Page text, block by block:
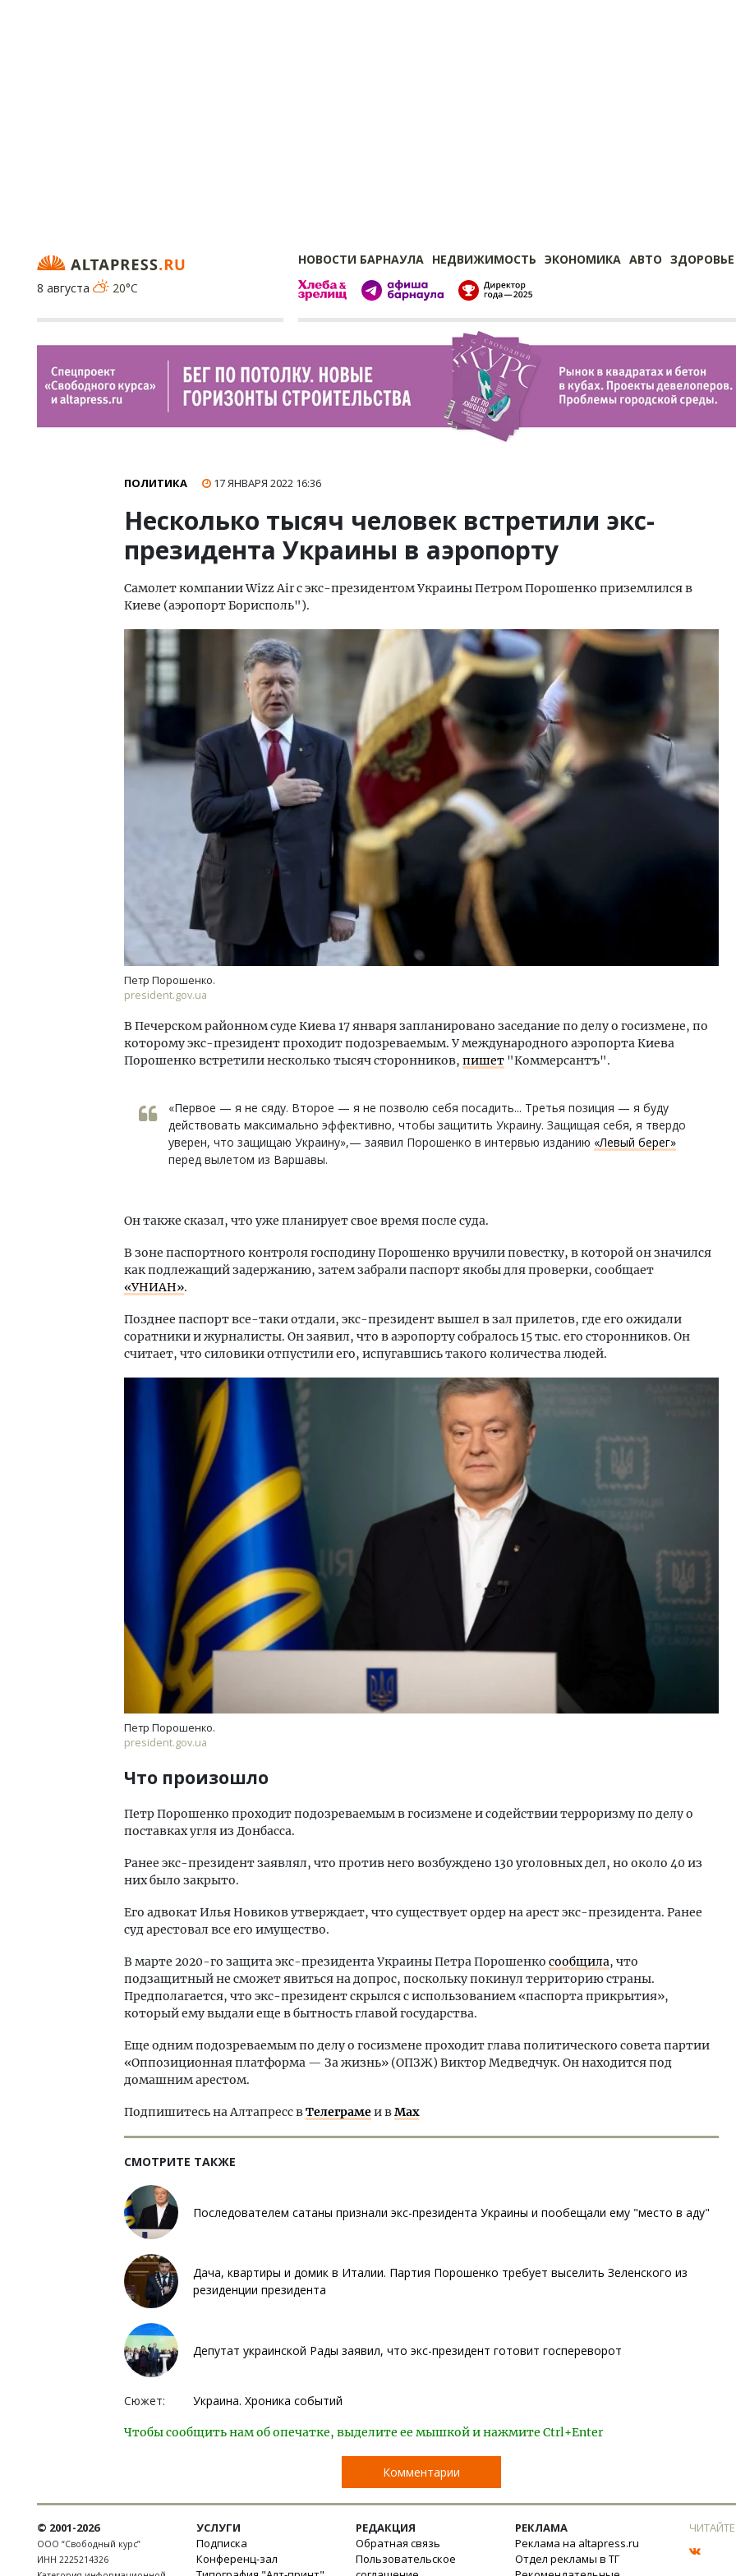
НОВОСТИ БАРНАУЛА НЕДВИЖИМОСТЬ ЭКОНОМИКА АВТО ЗДОРОВЬЕ
8 августа
20°C
ПОЛИТИКА 17 ЯНВАРЯ 2022 16:36
Несколько тысяч человек встретили экс-
президента Украины в аэропорту
Самолет компании Wizz Air с экс-президентом Украины Петром Порошенко приземлился в
Киеве (аэропорт Борисполь").
Петр Порошенко.
president.gov.ua
В Печерском районном суде Киева 17 января запланировано заседание по делу о госизмене, по
которому экс-президент проходит подозреваемым. У международного аэропорта Киева
Порошенко встретили несколько тысяч сторонников, пишет "Коммерсантъ".
«Первое — я не сяду. Второе — я не позволю себя посадить... Третья позиция — я буду
действовать максимально эффективно, чтобы защитить Украину. Защищая себя, я твердо
уверен, что защищаю Украину»,— заявил Порошенко в интервью изданию «Левый берег»
перед вылетом из Варшавы.
Он также сказал, что уже планирует свое время после суда.
В зоне паспортного контроля господину Порошенко вручили повестку, в которой он значился
как подлежащий задержанию, затем забрали паспорт якобы для проверки, сообщает
«УНИАН».
Позднее паспорт все-таки отдали, экс-президент вышел в зал прилетов, где его ожидали
соратники и журналисты. Он заявил, что в аэропорту собралось 15 тыс. его сторонников. Он
считает, что силовики отпустили его, испугавшись такого количества людей.
Петр Порошенко.
president.gov.ua
Что произошло
Петр Порошенко проходит подозреваемым в госизмене и содействии терроризму по делу о
поставках угля из Донбасса.
Ранее экс-президент заявлял, что против него возбуждено 130 уголовных дел, но около 40 из
них было закрыто.
Его адвокат Илья Новиков утверждает, что существует ордер на арест экс-президента. Ранее
суд арестовал все его имущество.
В марте 2020-го защита экс-президента Украины Петра Порошенко сообщила, что
подзащитный не сможет явиться на допрос, поскольку покинул территорию страны.
Предполагается, что экс-президент скрылся с использованием «паспорта прикрытия»,
который ему выдали еще в бытность главой государства.
Еще одним подозреваемым по делу о госизмене проходит глава политического совета партии
«Оппозиционная платформа — За жизнь» (ОПЗЖ) Виктор Медведчук. Он находится под
домашним арестом.
Подпишитесь на Алтапресс вТелеграмеи вMax
СМОТРИТЕ ТАКЖЕ
Последователем сатаны признали экс-президента Украины и пообещали ему "место в аду"
Дача, квартиры и домик в Италии. Партия Порошенко требует выселить Зеленского из
резиденции президента
Депутат украинской Рады заявил, что экс-президент готовит госпереворот
Сюжет: Украина. Хроника событий
Чтобы сообщить нам об опечатке, выделите ее мышкой и нажмите Ctrl+Enter
Комментарии
Смелость архитектурных идей.
Генеральный директор компании
ЗИАС — об эстетике городов,
трендах в фасадах и развитии рынка
СТРОИТЕЛЬСТВО
СТРОИТЕЛЬСТВО
© 2001-2026
ООО “Свободный курс”
ИНН 2225214326
УСЛУГИ
Подписка
Конференц-зал
РЕДАКЦИЯ
Обратная связь
Пользовательское
РЕКЛАМА
Реклама на altapress.ru
Отдел рекламы в ТГ